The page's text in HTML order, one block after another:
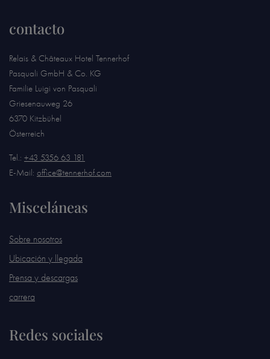
contacto
Relais & Châteaux Hotel Tennerhof
Pasquali GmbH & Co. KG
Familie Luigi von Pasquali
Griesenauweg 26
6370 Kitzbühel
Österreich
Tel.: +43 5356 63 181
E-Mail: office@tennerhof.com
Misceláneas
Sobre nosotros
Ubicación y llegada
Prensa y descargas
carrera
Redes sociales